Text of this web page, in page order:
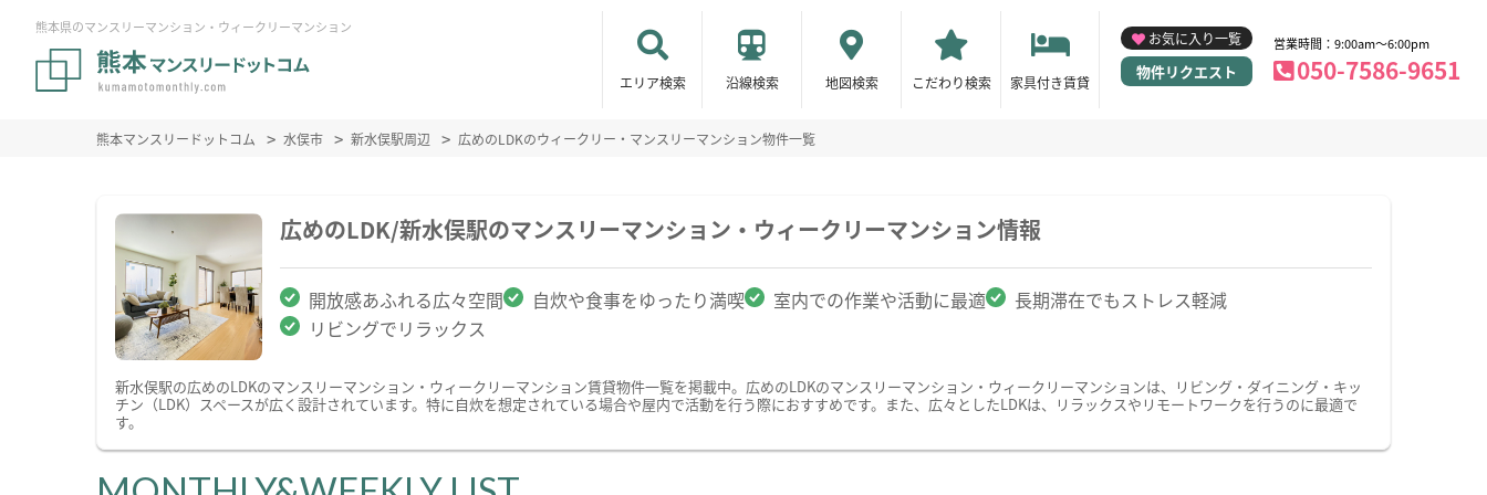
熊本県のマンスリーマンション・ウィークリーマンション
エリア検索 沿線検索 地図検索 こだわり検索 家具付き賃貸
お気に入り一覧
物件リクエスト
営業時間：9:00am～6:00pm
050-7586-9651
熊本マンスリードットコム 水俣市 新水俣駅周辺 広めのLDKのウィークリー・マンスリーマンション物件一覧
広めのLDK/新水俣駅のマンスリーマンション・ウィークリーマンション情報
開放感あふれる広々空間 自炊や食事をゆったり満喫 室内での作業や活動に最適
長期滞在でもストレス軽減
リビングでリラックス
新水俣駅の広めのLDKのマンスリーマンション・ウィークリーマンション賃貸物件一覧を掲載中。広めのLDKのマンスリーマンション・ウィークリーマンションは、リビング・ダイニング・キッ
チン（LDK）スペースが広く設計されています。特に自炊を想定されている場合や屋内で活動を行う際におすすめです。また、広々としたLDKは、リラックスやリモートワークを行うのに最適で
す。